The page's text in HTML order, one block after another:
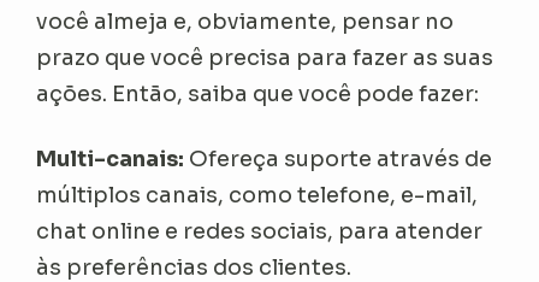
você almeja e, obviamente, pensar no
prazo que você precisa para fazer as suas
ações. Então, saiba que você pode fazer:
Multi-canais: Ofereça suporte através de
múltiplos canais, como telefone, e-mail,
chat online e redes sociais, para atender
às preferências dos clientes.